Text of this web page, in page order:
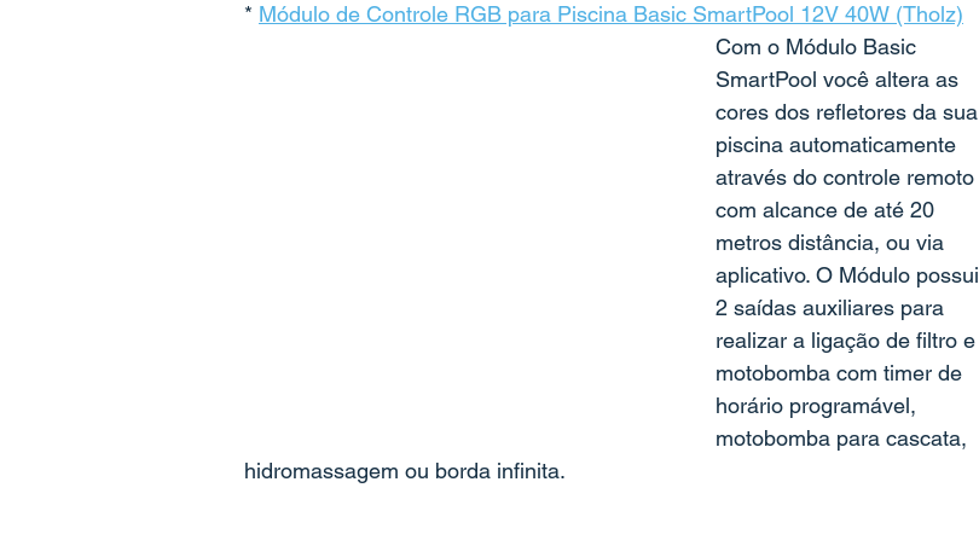
* Módulo de Controle RGB para Piscina Basic SmartPool 12V 40W (Tholz)
Com o Módulo Basic
SmartPool você altera as
cores dos refletores da sua
piscina automaticamente
através do controle remoto
com alcance de até 20
metros distância, ou via
aplicativo. O Módulo possui
2 saídas auxiliares para
realizar a ligação de filtro e
motobomba com timer de
horário programável,
motobomba para cascata,
hidromassagem ou borda infinita.